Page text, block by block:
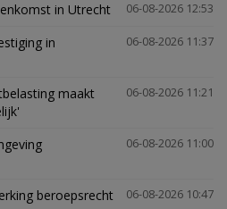
06-08-2026 12:53
in Utrecht
06-08-2026 11:37
in
06-08-2026 11:21
maakt
06-08-2026 11:00
06-08-2026 10:47
beroepsrecht